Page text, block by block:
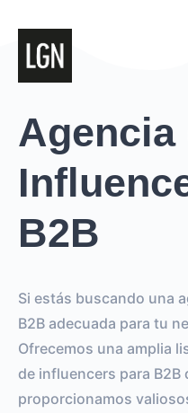
Agencia
B2B
Si estás buscando una
B2B adecuada para tu
Ofrecemos una amplia
de influencers para B2B
proporcionamos